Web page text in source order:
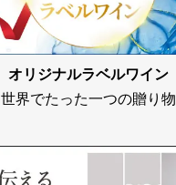
オリジナルラベルワイン
世界でたった一つの贈り物